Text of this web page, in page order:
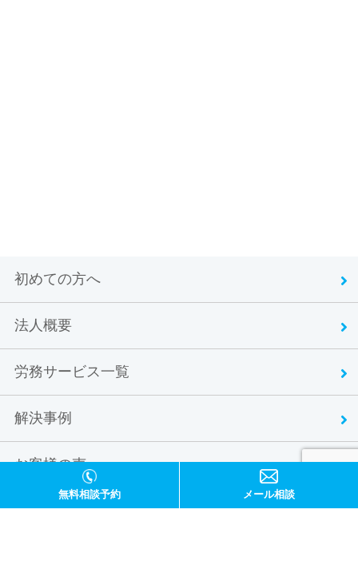
初めての方へ
法人概要
労務サービス一覧
解決事例
お客様の声
お問い合わせ
無料相談予約 メール相談